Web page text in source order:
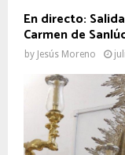
En directo:
Carmen de
by Jesús Moreno